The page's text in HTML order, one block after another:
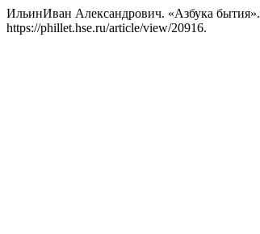
ИльинИван Александрович. «Азбука бытия».
https://phillet.hse.ru/article/view/20916.